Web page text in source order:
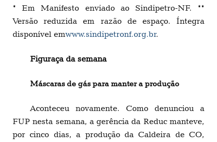
* Em Manifesto enviado ao Sindipetro-NF. **
Versão reduzida em razão de espaço. Íntegra
disponível emwww.sindipetronf.org.br.
Figuraça da semana
Máscaras de gás para manter a produção
Aconteceu novamente. Como denunciou a
FUP nesta semana, a gerência da Reduc manteve,
por cinco dias, a produção da Caldeira de CO,